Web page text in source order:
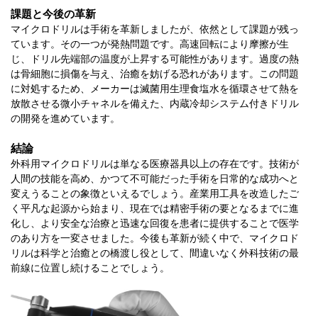
課題と今後の革新
マイクロドリルは手術を革新しましたが、依然として課題が残っ
ています。その一つが発熱問題です。高速回転により摩擦が生
じ、ドリル先端部の温度が上昇する可能性があります。過度の熱
は骨細胞に損傷を与え、治癒を妨げる恐れがあります。この問題
に対処するため、メーカーは滅菌用生理食塩水を循環させて熱を
放散させる微小チャネルを備えた、内蔵冷却システム付きドリル
の開発を進めています。
結論
外科用マイクロドリルは単なる医療器具以上の存在です。技術が
人間の技能を高め、かつて不可能だった手術を日常的な成功へと
変えうることの象徴といえるでしょう。産業用工具を改造したご
く平凡な起源から始まり、現在では精密手術の要となるまでに進
化し、より安全な治療と迅速な回復を患者に提供することで医学
のあり方を一変させました。今後も革新が続く中で、マイクロド
リルは科学と治癒との橋渡し役として、間違いなく外科技術の最
前線に位置し続けることでしょう。